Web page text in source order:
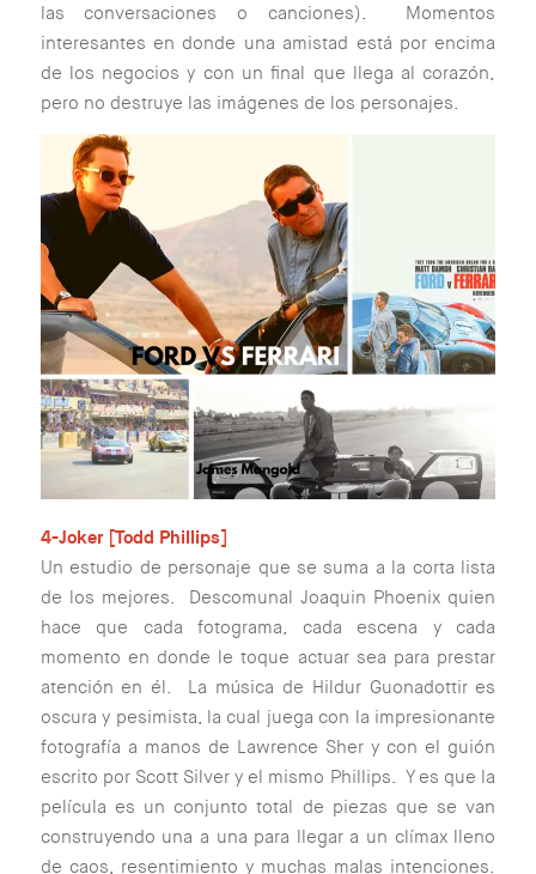
las conversaciones o canciones). Momentos
interesantes en donde una amistad está por encima
de los negocios y con un final que llega al corazón,
pero no destruye las imágenes de los personajes.
4-Joker [Todd Phillips]
Un estudio de personaje que se suma a la corta lista
de los mejores. Descomunal Joaquin Phoenix quien
hace que cada fotograma, cada escena y cada
momento en donde le toque actuar sea para prestar
atención en él. La música de Hildur Guonadottir es
oscura y pesimista, la cual juega con la impresionante
fotografía a manos de Lawrence Sher y con el guión
escrito por Scott Silver y el mismo Phillips. Y es que la
película es un conjunto total de piezas que se van
construyendo una a una para llegar a un clímax lleno
de caos, resentimiento y muchas malas intenciones.